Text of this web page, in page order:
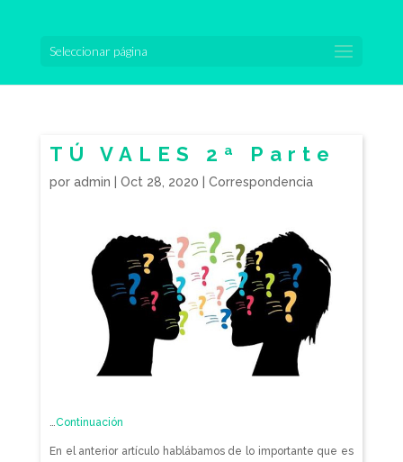
Seleccionar página
TÚ VALES 2ª Parte
por admin Oct 28, 2020 Correspondencia
…Continuación
En el anterior artículo hablábamos de lo importante que es